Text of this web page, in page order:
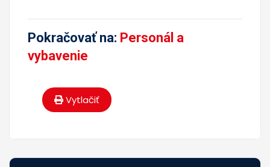
Pokračovať na: Personál a
vybavenie
Vytlačiť